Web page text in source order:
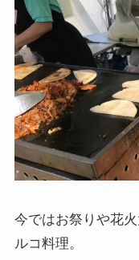
今ではお祭りや花
ルコ料理。